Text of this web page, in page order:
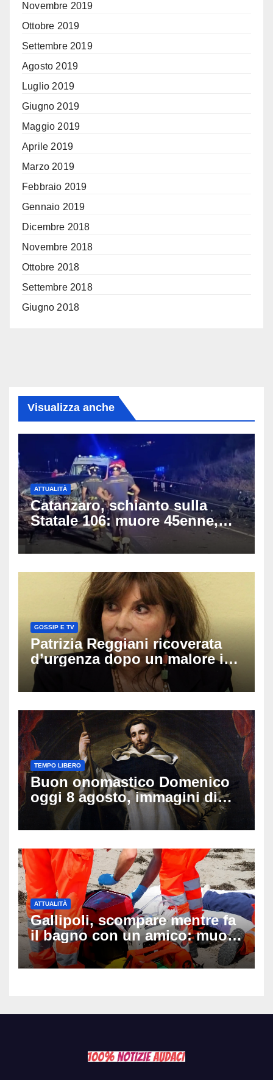
Novembre 2019
Ottobre 2019
Settembre 2019
Agosto 2019
Luglio 2019
Giugno 2019
Maggio 2019
Aprile 2019
Marzo 2019
Febbraio 2019
Gennaio 2019
Dicembre 2018
Novembre 2018
Ottobre 2018
Settembre 2018
Giugno 2018
Visualizza anche
ATTUALITÀ
Catanzaro, schianto sulla
Statale 106: muore 45enne,
coinvolti un’auto, un suv e
una moto
GOSSIP E TV
Patrizia Reggiani ricoverata
d’urgenza dopo un malore in
vacanza: come sta oggi l’ex
Lady Gucci
TEMPO LIBERO
Buon onomastico Domenico
oggi 8 agosto, immagini di
auguri da condividere
ATTUALITÀ
Gallipoli, scompare mentre fa
il bagno con un amico: muore
a 19 anni dopo 45 minuti di
disperati tentativi di